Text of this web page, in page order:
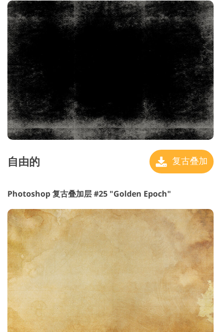
自由的 复古叠加
Photoshop 复古叠加层 #25 "Golden Epoch"